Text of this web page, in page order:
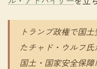
トランプ政権で国
たチャド・ウルフ
国土・国家安全保